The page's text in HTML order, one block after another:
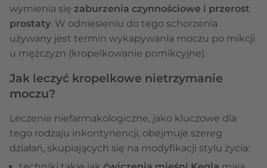
wymienia się zaburzenia czynnościowe i przerost
prostaty. W odniesieniu do tego schorzenia
używany jest termin wykapywania moczu po mikcji
u mężczyzn (kropelkowanie pomikcyjne).
Jak leczyć kropelkowe nietrzymanie
moczu?
Leczenie niefarmakologiczne, jako kluczowe dla
tego rodzaju inkontynencji, obejmuje szereg
działań, skupiających się na modyfikacji stylu życia: